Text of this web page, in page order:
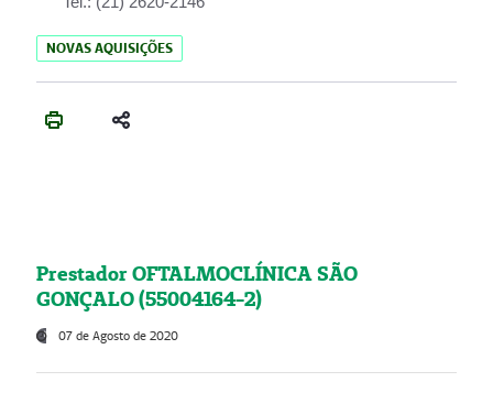
NOVAS AQUISIÇÕES
Prestador OFTALMOCLÍNICA SÃO
GONÇALO (55004164-2)
07 de Agosto de 2020